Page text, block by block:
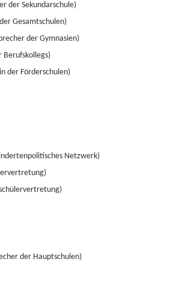
der Sekundarschule)
Gesamtschulen)
der Gymnasien)
Berufskollegs)
der Förderschulen)
Netzwerk)
der Hauptschulen)